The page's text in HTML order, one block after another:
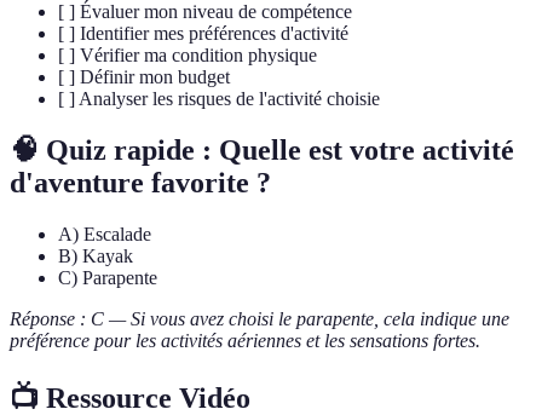
[ ] Évaluer mon niveau de compétence
[ ] Identifier mes préférences d'activité
[ ] Vérifier ma condition physique
[ ] Définir mon budget
[ ] Analyser les risques de l'activité choisie
🧠 Quiz rapide : Quelle est votre activité
d'aventure favorite ?
A) Escalade
B) Kayak
C) Parapente
Réponse : C — Si vous avez choisi le parapente, cela indique une
préférence pour les activités aériennes et les sensations fortes.
📺 Ressource Vidéo